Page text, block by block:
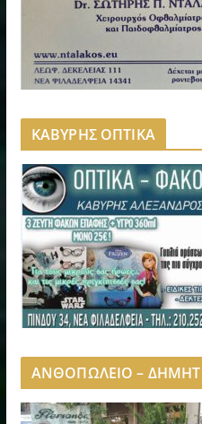
ΚΑΒΥΡΗΣ ΟΠΤΙΚΑ
ΑΝΘΟΠΩΛΕΙΟ –